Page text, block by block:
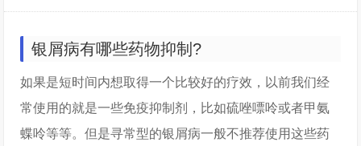
银屑病有哪些药物抑制?
如果是短时间内想取得一个比较好的疗效，以前我们经
常使用的就是一些免疫抑制剂，比如硫唑嘌呤或者甲氨
蝶呤等等。但是寻常型的银屑病一般不推荐使用这些药